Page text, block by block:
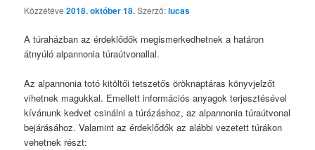
Közzétéve2018. október 18.Szerző:lucas
A túraházban az érdeklődők megismerkedhetnek a határon
átnyúló alpannonia túraútvonallal.
Az alpannonia totó kitöltői tetszetős öröknaptáras könyvjelzőt
vihetnek magukkal. Emellett információs anyagok terjesztésével
kívánunk kedvet csinálni a túrázáshoz, az alpannonia túraútvonal
bejárásához. Valamint az érdeklődők az alábbi vezetett túrákon
vehetnek részt: